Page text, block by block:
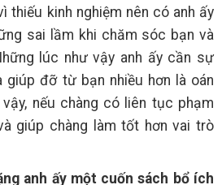
thiếu kinh nghiệm nên có anh ấy
sai lầm khi chăm sóc bạn và
lúc như vậy anh ấy cần sự
giúp đỡ từ bạn nhiều hơn là oán
nếu chàng có liên tục phạm
giúp chàng làm tốt hơn vai trò
anh ấy một cuốn sách bổ ích